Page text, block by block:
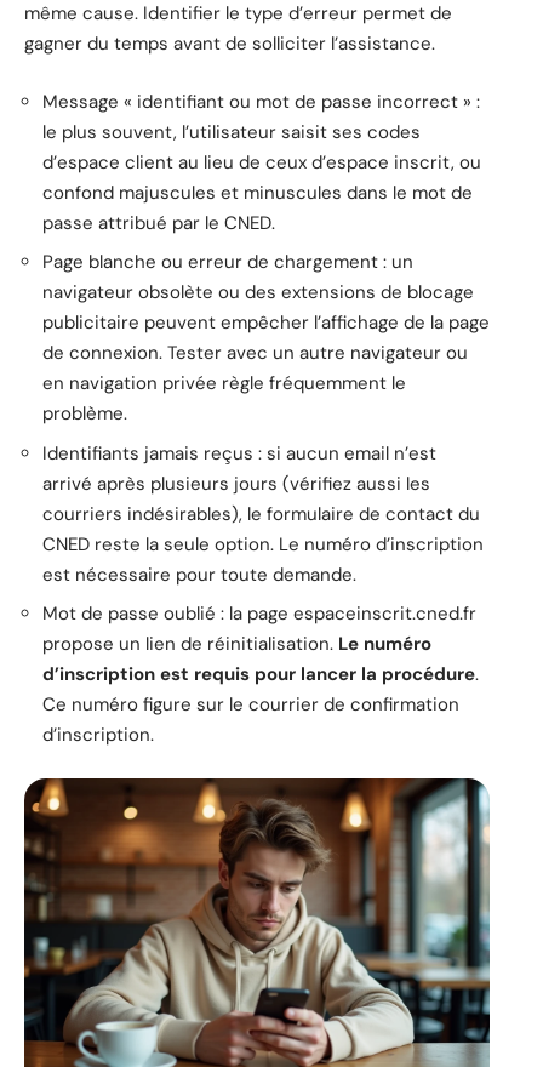
même cause. Identifier le type d’erreur permet de
gagner du temps avant de solliciter l’assistance.
Message « identifiant ou mot de passe incorrect » :
le plus souvent, l’utilisateur saisit ses codes
d’espace client au lieu de ceux d’espace inscrit, ou
confond majuscules et minuscules dans le mot de
passe attribué par le CNED.
Page blanche ou erreur de chargement : un
navigateur obsolète ou des extensions de blocage
publicitaire peuvent empêcher l’affichage de la page
de connexion. Tester avec un autre navigateur ou
en navigation privée règle fréquemment le
problème.
Identifiants jamais reçus : si aucun email n’est
arrivé après plusieurs jours (vérifiez aussi les
courriers indésirables), le formulaire de contact du
CNED reste la seule option. Le numéro d’inscription
est nécessaire pour toute demande.
Mot de passe oublié : la page espaceinscrit.cned.fr
propose un lien de réinitialisation. Le numéro
d’inscription est requis pour lancer la procédure.
Ce numéro figure sur le courrier de confirmation
d’inscription.